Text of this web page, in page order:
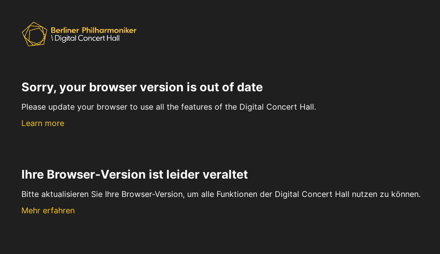
Sorry, your browser version is out of date
Please update your browser to use all the features of the Digital Concert Hall.
Learn more
Ihre Browser-Version ist leider veraltet
Bitte aktualisieren Sie Ihre Browser-Version, um alle Funktionen der Digital Concert Hall nutzen zu können.
Mehr erfahren